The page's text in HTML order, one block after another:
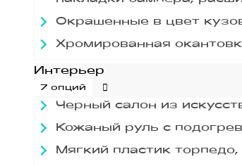
Окрашенные в цвет
Хромированная
Интерьер
7 опций
Черный салон из
Кожаный руль с
Мягкий пластик